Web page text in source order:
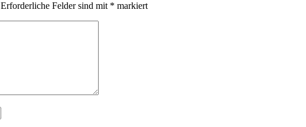
Erforderliche Felder sind mit * markiert